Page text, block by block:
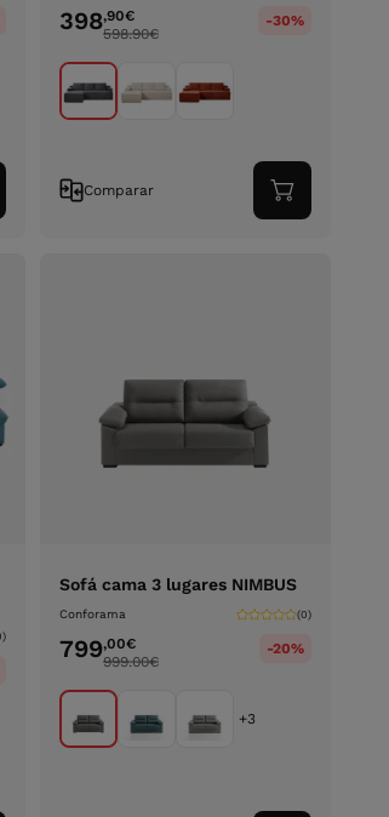
398,90€
598.90€
-30%
Comparar
Adicionar
ao
Sofá cama 3 lugares NIMBUS
Conforama (0)
799,00€
999.00€
-20%
+3